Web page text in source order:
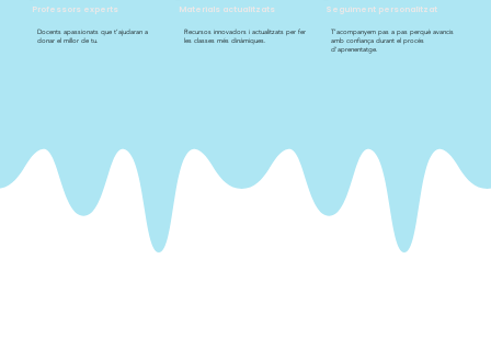
Professors experts
Docents apassionats que t’ajudaran a
donar el millor de tu.
Materials actualitzats
Recursos innovadors i actualitzats per fer
les classes més dinàmiques.
Seguiment personalitzat
T’acompanyem pas a pas perquè avancis
amb confiança durant el procés
d'aprenentatge.